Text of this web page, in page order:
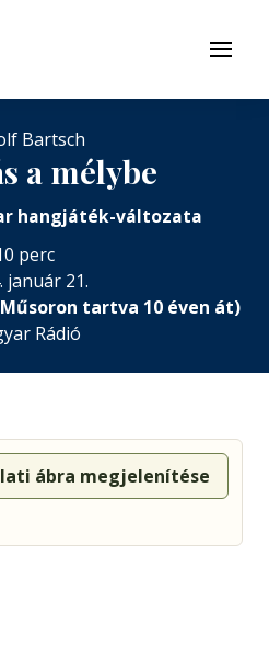
Menü
Bartsch
a mélybe
hangjáték-változata
perc
január 21.
tartva 10 éven át)
Rádió
ábra megjelenítése